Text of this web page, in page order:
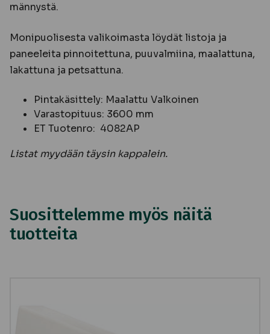
männystä.
Monipuolisesta valikoimasta löydät listoja ja
paneeleita pinnoitettuna, puuvalmiina, maalattuna,
lakattuna ja petsattuna.
Pintakäsittely: Maalattu Valkoinen
Varastopituus: 3600 mm
ET Tuotenro: 4082AP
Listat myydään täysin kappalein.
Suosittelemme myös näitä
tuotteita